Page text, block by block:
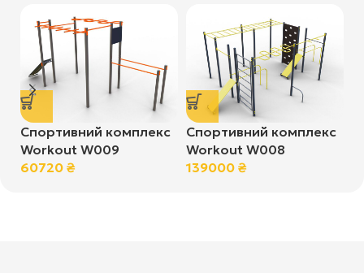
Спортивний комплекс
Workout W009
60720 ₴
Спортивний комплекс
Workout W008
139000 ₴